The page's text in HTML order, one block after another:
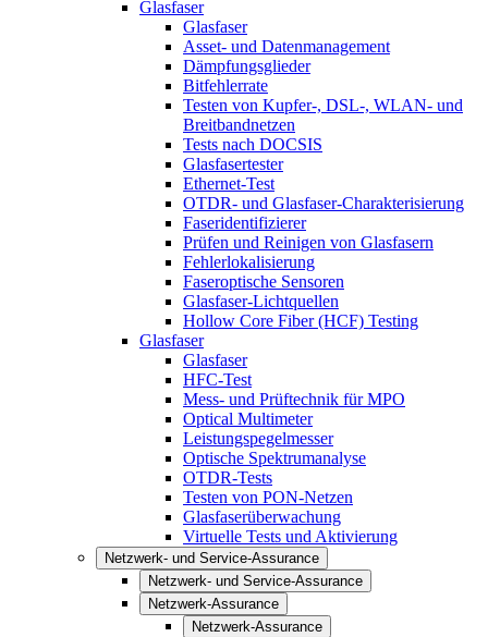
Glasfaser
Glasfaser
Asset- und Datenmanagement
Dämpfungsglieder
Bitfehlerrate
Testen von Kupfer-, DSL-, WLAN- und
Breitbandnetzen
Tests nach DOCSIS
Glasfasertester
Ethernet-Test
OTDR- und Glasfaser-Charakterisierung
Faseridentifizierer
Prüfen und Reinigen von Glasfasern
Fehlerlokalisierung
Faseroptische Sensoren
Glasfaser-Lichtquellen
Hollow Core Fiber (HCF) Testing
Glasfaser
Glasfaser
HFC-Test
Mess- und Prüftechnik für MPO
Optical Multimeter
Leistungspegelmesser
Optische Spektrumanalyse
OTDR-Tests
Testen von PON-Netzen
Glasfaserüberwachung
Virtuelle Tests und Aktivierung
Netzwerk- und Service-Assurance
Netzwerk- und Service-Assurance
Netzwerk-Assurance
Netzwerk-Assurance